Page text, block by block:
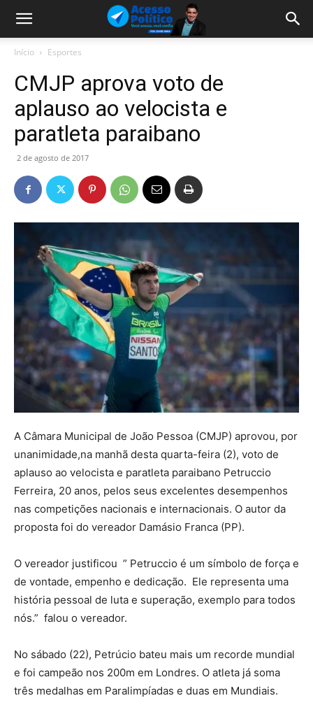
Início Esportes
CMJP aprova voto de
aplauso ao velocista e
paratleta paraibano
2 de agosto de 2017
A Câmara Municipal de João Pessoa (CMJP) aprovou, por
unanimidade,na manhã desta quarta-feira (2), voto de
aplauso ao velocista e paratleta paraibano Petruccio
Ferreira, 20 anos, pelos seus excelentes desempenhos
nas competições nacionais e internacionais. O autor da
proposta foi do vereador Damásio Franca (PP).
O vereador justificou ” Petruccio é um símbolo de força e
de vontade, empenho e dedicação. Ele representa uma
história pessoal de luta e superação, exemplo para todos
nós.” falou o vereador.
No sábado (22), Petrúcio bateu mais um recorde mundial
e foi campeão nos 200m em Londres. O atleta já soma
três medalhas em Paralimpíadas e duas em Mundiais.